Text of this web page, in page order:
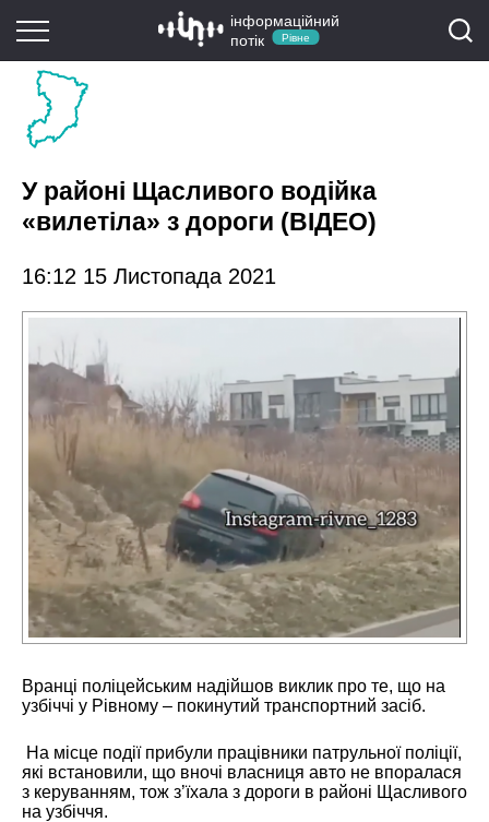
інформаційний
потік
Рівне
У районі Щасливого водійка
«вилетіла» з дороги (ВІДЕО)
16:12 15 Листопада 2021
Вранці поліцейським надійшов виклик про те, що на
узбіччі у Рівному – покинутий транспортний засіб.
На місце події прибули працівники патрульної поліції,
які встановили, що вночі власниця авто не впоралася
з керуванням, тож з’їхала з дороги в районі Щасливого
на узбіччя.